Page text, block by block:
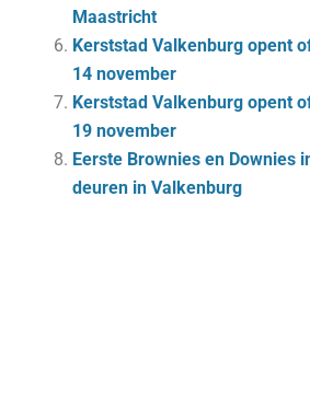
Maastricht
Kerststad Valkenburg opent
14 november
Kerststad Valkenburg opent
19 november
Eerste Brownies en Downies
deuren in Valkenburg